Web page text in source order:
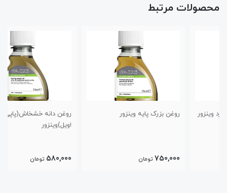
محصولات مرتبط
روغن بزرک پایه وینزور
تومان
روغن دانه خشخاش(پاپی
تومان